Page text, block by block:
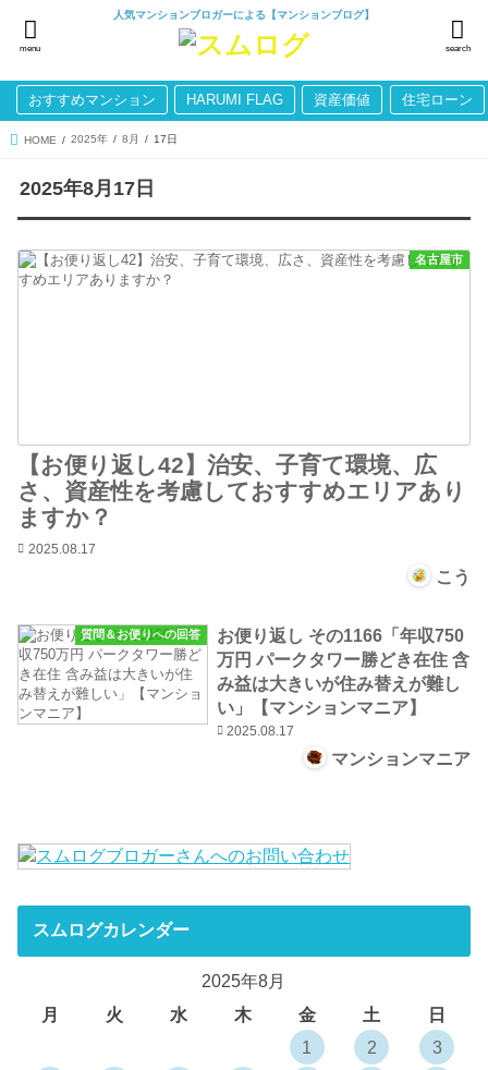
人気マンションブロガーによる【マンションブログ】
search
menu
おすすめマンション HARUMI FLAG 資産価値 住宅ローン
HOME 2025年 8月 17日
2025年8月17日
名古屋市
【お便り返し42】治安、子育て環境、広
さ、資産性を考慮しておすすめエリアあり
ますか？
2025.08.17
こう
質問＆お便りへの回答
お便り返し その1166「年収750
万円 パークタワー勝どき在住 含
み益は大きいが住み替えが難し
い」【マンションマニア】
2025.08.17
マンションマニア
スムログカレンダー
2025年8月
月
火 水 木 金 土
日
1
2
3